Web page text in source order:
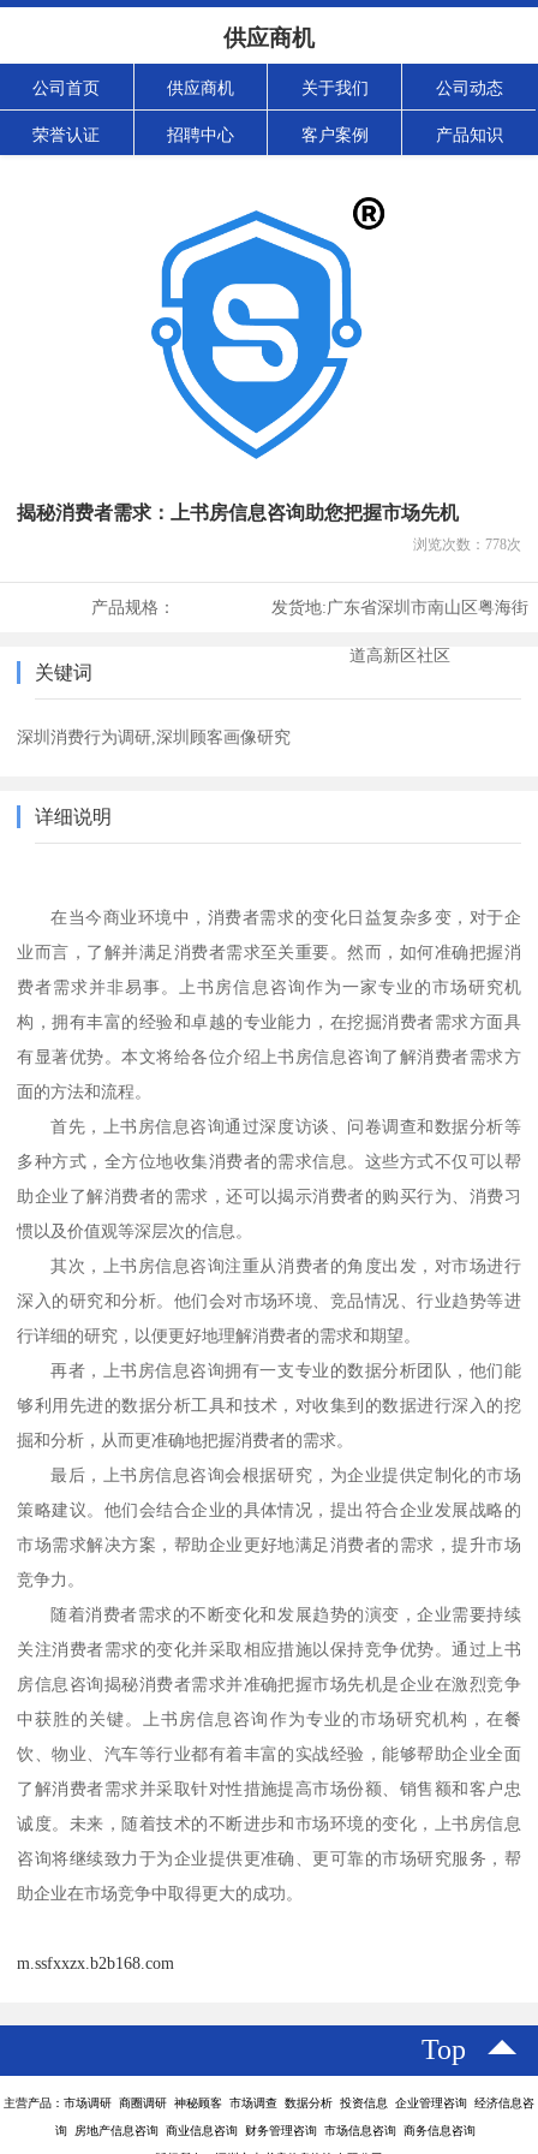
供应商机
公司首页 供应商机 关于我们 公司动态
荣誉认证 招聘中心 客户案例 产品知识
揭秘消费者需求：上书房信息咨询助您把握市场先机
浏览次数： 778次
产品规格： 发货地:广东省深圳市南山区粤海街
道高新区社区
关键词
深圳消费行为调研,深圳顾客画像研究
详细说明
在当今商业环境中，消费者需求的变化日益复杂多变，对于企
业而言，了解并满足消费者需求至关重要。然而，如何准确把握消
费者需求并非易事。上书房信息咨询作为一家专业的市场研究机
构，拥有丰富的经验和卓越的专业能力，在挖掘消费者需求方面具
有显著优势。本文将给各位介绍上书房信息咨询了解消费者需求方
面的方法和流程。
首先， 上书房信息咨询通过深度访谈、问卷调查和数据分析等
多种方式，全方位地收集消费者的需求信息。这些方式不仅可以帮
助企业了解消费者的需求，还可以揭示消费者的购买行为、消费习
惯以及价值观等深层次的信息。
其次， 上书房信息咨询注重从消费者的角度出发，对市场进行
深入的研究和分析。他们会对市场环境、竞品情况、行业趋势等进
行详细的研究，以便更好地理解消费者的需求和期望。
再者， 上书房信息咨询拥有一支专业的数据分析团队，他们能
够利用先进的数据分析工具和技术，对收集到的数据进行深入的挖
掘和分析，从而更准确地把握消费者的需求。
最后， 上书房信息咨询会根据研究，为企业提供定制化的市场
策略建议。他们会结合企业的具体情况，提出符合企业发展战略的
市场需求解决方案，帮助企业更好地满足消费者的需求，提升市场
竞争力。
随着消费者需求的不断变化和发展趋势的演变，企业需要持续
关注消费者需求的变化并采取相应措施以保持竞争优势。通过上书
房信息咨询揭秘消费者需求并准确把握市场先机是企业在激烈竞争
中获胜的关键。上书房信息咨询 作为专业的市场研究机构，在餐
饮、物业、汽车等行业都有着丰富的实战经验，能够帮助企业全面
了解消费者需求并采取针对性措施提高市场份额、销售额和客户忠
诚度。未来，随着技术的不断进步和市场环境的变化， 上书房信息
咨询将继续致力于为企业提供更准确、更可靠的市场研究服务，帮
助企业在市场竞争中取得更大的成功。
m.ssfxxzx.b2b168.com
Top
主营产品：市场调研 商圈调研 神秘顾客 市场调查 数据分析 投资信息 企业管理咨询 经济信息咨
询 房地产信息咨询 商业信息咨询 财务管理咨询 市场信息咨询 商务信息咨询